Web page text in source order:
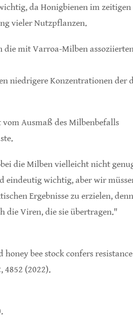
da Honigbienen im zeitigen
vieler Nutzpflanzen.
die mit Varroa-Milben
niedrigere Konzentrationen der
Ausmaß des Milbenbefalls
die Milben vielleicht nicht
eindeutig wichtig, aber wir
Ergebnisse zu erzielen, denn
die Viren, die sie übertragen."
honey bee stock confers
4852 (2022).
is external)